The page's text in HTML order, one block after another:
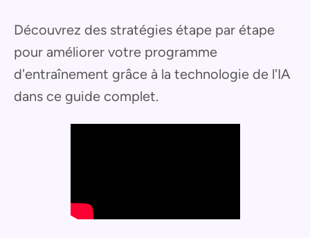
Découvrez des stratégies étape par étape
pour améliorer votre programme
d'entraînement grâce à la technologie de l'IA
dans ce guide complet.